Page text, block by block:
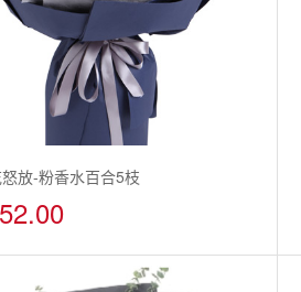
放-粉香水百合5枝